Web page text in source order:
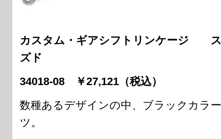
カスタム・ギアシフトリンケージ ス
ズド
34018-08 ￥27,121（税込）
数種あるデザインの中、ブラックカラ
ツ。